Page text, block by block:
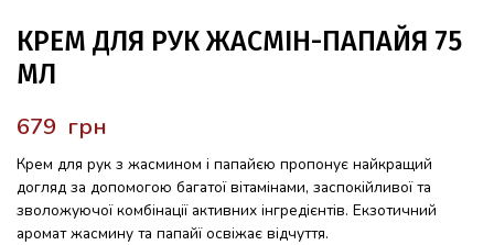
КРЕМ ДЛЯ РУК ЖАСМІН-ПАПАЙЯ 75
МЛ
грн
Крем для рук з жасмином і папайєю пропонує найкращий
догляд за допомогою багатої вітамінами, заспокійливої та
зволожуючої комбінації активних інгредієнтів. Екзотичний
аромат жасмину та папайї освіжає відчуття.